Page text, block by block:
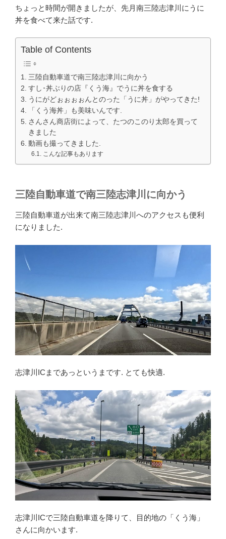
b
o
o
k
ちょっと時間が開きましたが、先月南三陸志津川にうに
丼を食べて来た話です.
Table of Contents
三陸自動車道で南三陸志津川に向かう
すし･丼ぶりの店『くう海』でうに丼を食する
うにがどぉぉぉぉんとのった「うに丼」がやってきた!
「くう海丼」も美味いんです.
さんさん商店街によって、たつのこのり太郎を買って
きました
動画も撮ってきました.
こんな記事もあります
三陸自動車道で南三陸志津川に向かう
三陸自動車道が出来て南三陸志津川へのアクセスも便利
になりました.
志津川ICまであっというまです. とても快適.
志津川ICで三陸自動車道を降りて、目的地の「くう海」
さんに向かいます.